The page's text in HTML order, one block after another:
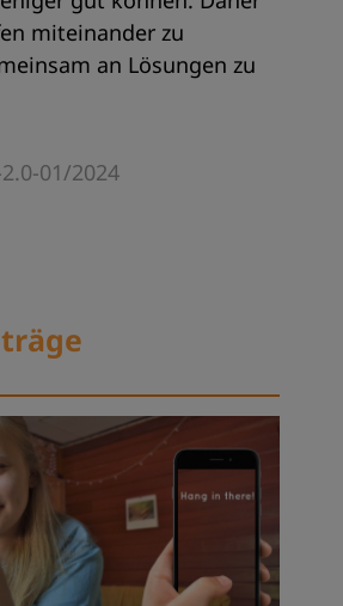
miteinander zu
an Lösungen zu
01/2024